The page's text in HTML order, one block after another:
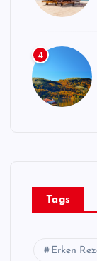
4
Tags
Erken